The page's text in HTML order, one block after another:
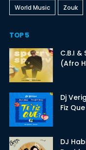
World Music Zouk
TOP 5
C.B.I
(Afro
Dj
Fiz Que
DJ